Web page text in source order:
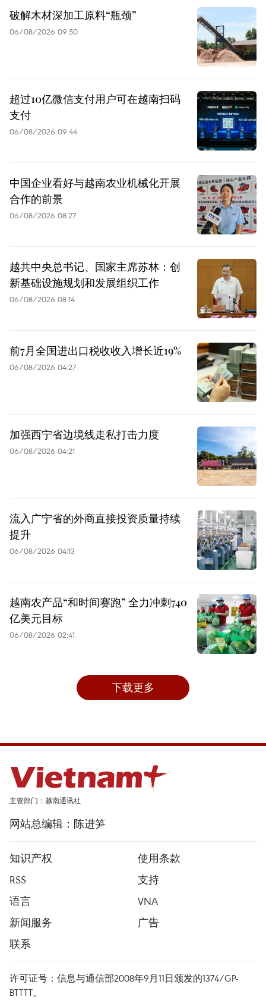
破解木材深加工原料“瓶颈”
06/08/2026 09:50
超过10亿微信支付用户可在越南扫码
支付
06/08/2026 09:44
中国企业看好与越南农业机械化开展
合作的前景
06/08/2026 08:27
越共中央总书记、国家主席苏林：创
新基础设施规划和发展组织工作
06/08/2026 08:14
前7月全国进出口税收收入增长近19%
06/08/2026 04:27
加强西宁省边境线走私打击力度
06/08/2026 04:21
流入广宁省的外商直接投资质量持续
提升
06/08/2026 04:13
越南农产品“和时间赛跑” 全力冲刺740
亿美元目标
06/08/2026 02:41
下载更多
主管部门：越南通讯社
网站总编辑：陈进笋
知识产权
使用条款
RSS
支持
语言
VNA
新闻服务
广告
联系
许可证号：信息与通信部2008年9月11日颁发的1374/GP-
BTTTT。